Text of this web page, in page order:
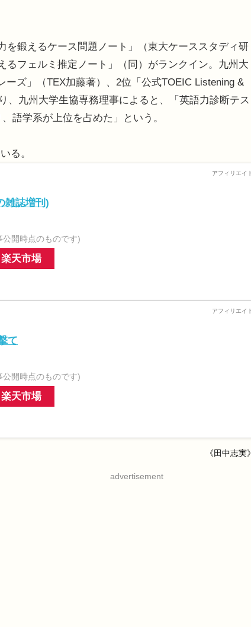
鍛えるケース問題ノート」（東大ケーススタディ研
フェルミ推定ノート」（同）がランクイン。九州大
ズ」（TEX加藤著）、2位「公式TOEIC Listening &
、九州大学生協専務理事によると、「英語力診断テス
語学系が上位を占めた」という。
る。
雑誌増刊)
開時点のものです)
楽天市場
て
開時点のものです)
楽天市場
《田中志実》
advertisement